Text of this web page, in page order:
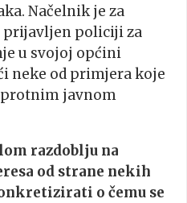
Načelnik je za
prijavljen policiji za
u svojoj općini
neke od primjera koje
javnom
razdoblju na
od strane nekih
o čemu se